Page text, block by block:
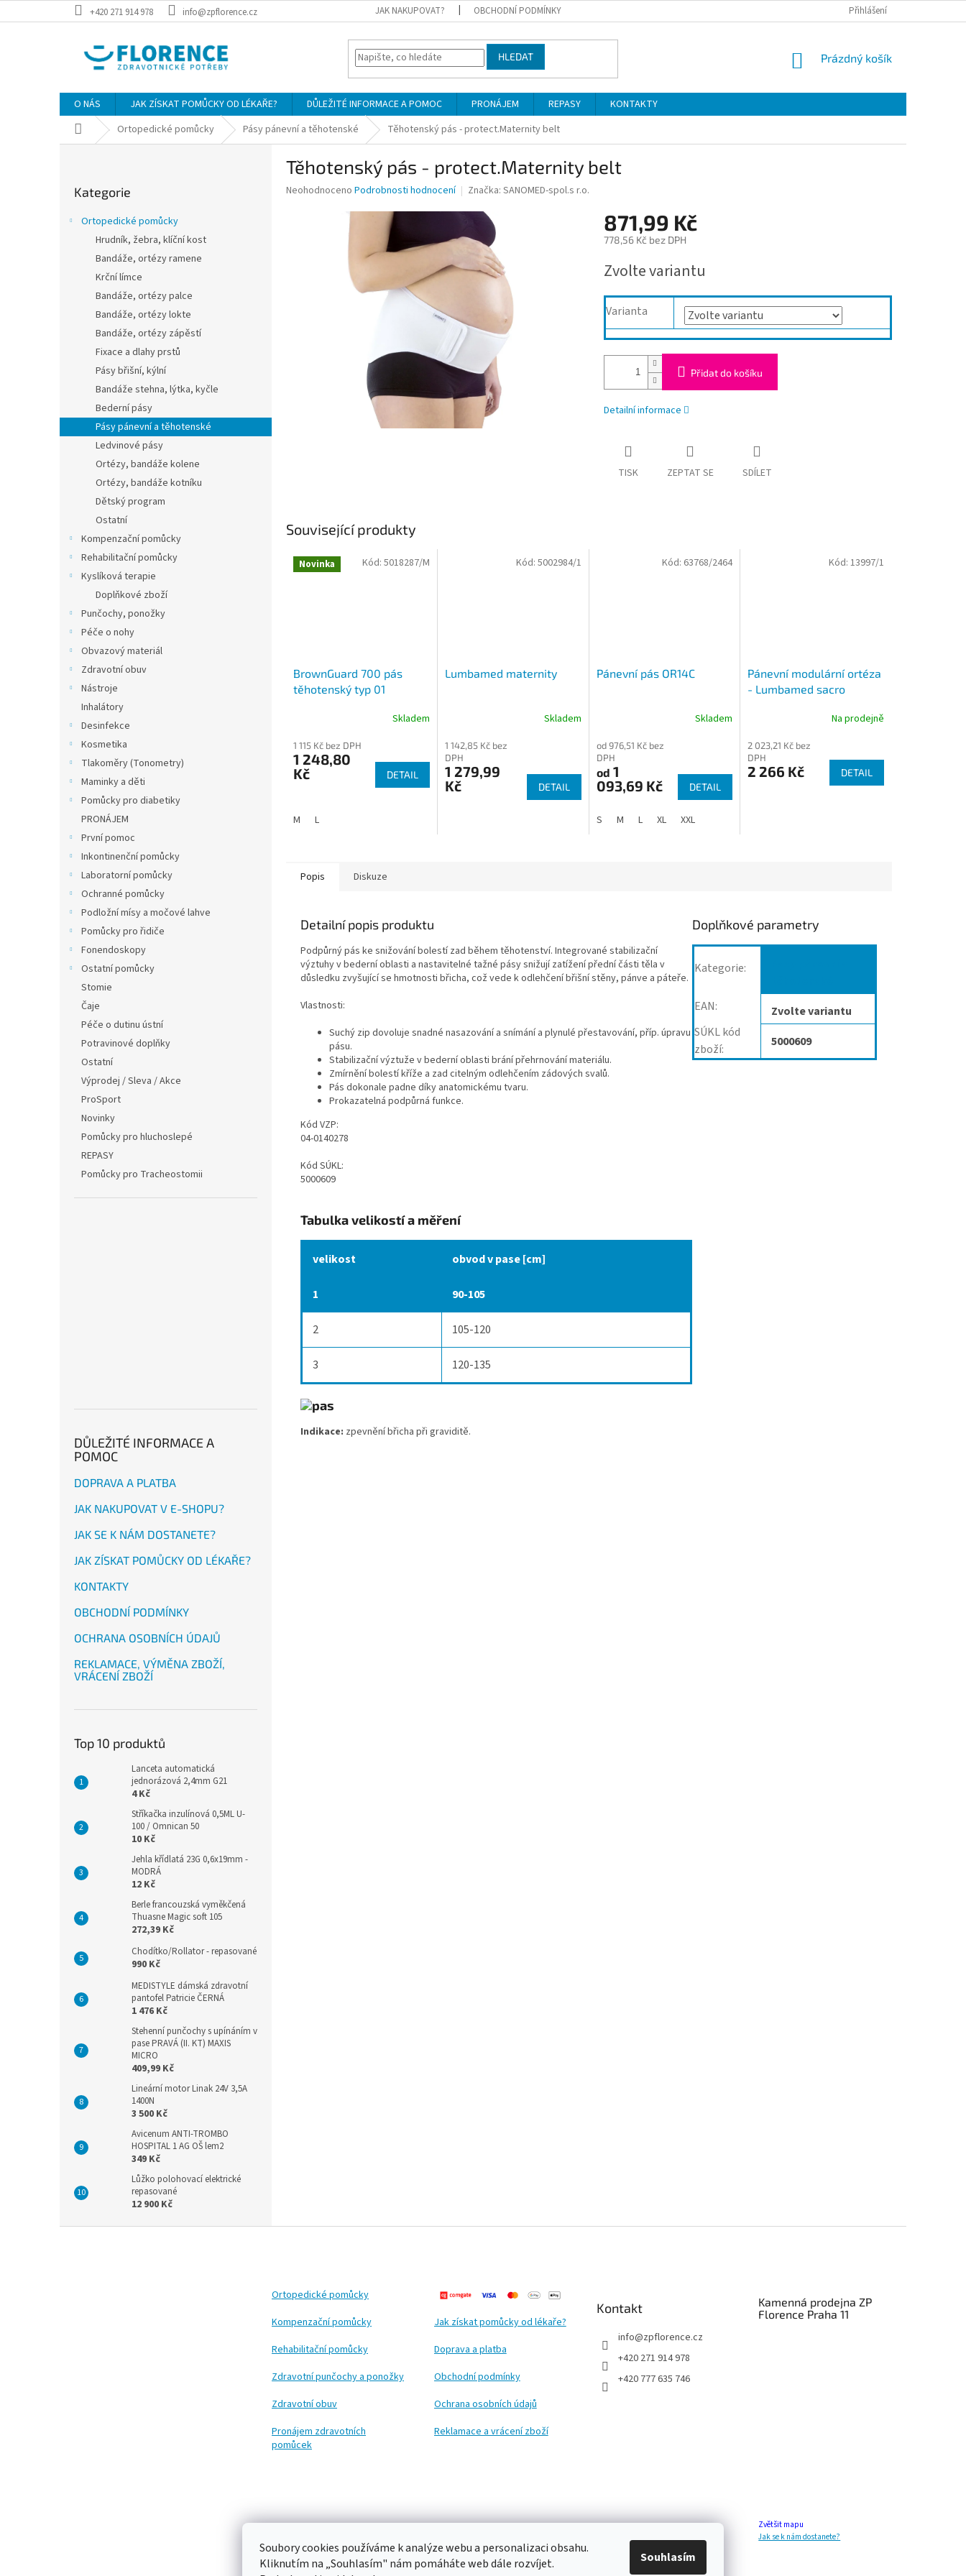
Soubory cookies používáme k analýze webu a personalizaci obsahu.
Kliknutím na „Souhlasím" nám pomáháte web dále rozvíjet.
Souhlasím
na
+420 271 914 978 info@zpflorence.cz JAK NAKUPOVAT? OBCHODNÍ PODMÍNKY Přihlášení
HLEDAT
NÁKUPNÍ
Prázdný košík
O NÁS JAK ZÍSKAT POMŮCKY OD LÉKAŘE? DŮLEŽITÉ INFORMACE A POMOC PRONÁJEM REPASY
KONTAKTY
Domů Ortopedické pomůcky Pásy pánevní a těhotenské Těhotenský pás - protect.Maternity belt
kategorie
Kategorie
Ortopedické pomůcky
Hrudník, žebra, klíční kost
Bandáže, ortézy ramene
Krční límce
Bandáže, ortézy palce
Bandáže, ortézy lokte
Bandáže, ortézy zápěstí
Fixace a dlahy prstů
Pásy břišní, kýlní
Bandáže stehna, lýtka, kyčle
Bederní pásy
Pásy pánevní a těhotenské
Ledvinové pásy
Ortézy, bandáže kolene
Ortézy, bandáže kotníku
Dětský program
Ostatní
Kompenzační pomůcky
Rehabilitační pomůcky
Kyslíková terapie
Doplňkové zboží
Punčochy, ponožky
Péče o nohy
Obvazový materiál
Zdravotní obuv
Nástroje
Inhalátory
Desinfekce
Kosmetika
Tlakoměry (Tonometry)
Maminky a děti
Pomůcky pro diabetiky
PRONÁJEM
První pomoc
Inkontinenční pomůcky
Laboratorní pomůcky
Ochranné pomůcky
Podložní mísy a močové lahve
Pomůcky pro řidiče
Fonendoskopy
Ostatní pomůcky
Stomie
Čaje
Péče o dutinu ústní
Potravinové doplňky
Ostatní
Výprodej / Sleva / Akce
ProSport
Novinky
Pomůcky pro hluchoslepé
REPASY
Pomůcky pro Tracheostomii
DŮLEŽITÉ INFORMACE A
POMOC
DOPRAVA A PLATBA
JAK NAKUPOVAT V E-SHOPU?
JAK SE K NÁM DOSTANETE?
JAK ZÍSKAT POMŮCKY OD LÉKAŘE?
KONTAKTY
OBCHODNÍ PODMÍNKY
OCHRANA OSOBNÍCH ÚDAJŮ
REKLAMACE, VÝMĚNA ZBOŽÍ,
VRÁCENÍ ZBOŽÍ
Top 10 produktů
Lanceta automatická
jednorázová 2,4mm G21
4 Kč
Stříkačka inzulínová 0,5ML U-
100 / Omnican 50
10 Kč
Jehla křídlatá 23G 0,6x19mm -
MODRÁ
12 Kč
Berle francouzská vyměkčená
Thuasne Magic soft 105
272,39 Kč
Chodítko/Rollator - repasované
990 Kč
MEDISTYLE dámská zdravotní
pantofel Patricie ČERNÁ
1 476 Kč
Stehenní punčochy s upínáním v
pase PRAVÁ (II. KT) MAXIS
MICRO
409,99 Kč
Lineární motor Linak 24V 3,5A
1400N
3 500 Kč
Avicenum ANTI-TROMBO
HOSPITAL 1 AG OŠ lem2
349 Kč
Lůžko polohovací elektrické
repasované
12 900 Kč
Těhotenský pás - protect.Maternity belt
Průměrné
Neohodnoceno Podrobnosti hodnocení Značka: SANOMED-spol.s r.o.
871,99 Kč
778,56 Kč bez DPH
cena:
Zvolte variantu
Varianta
Přidat do košíku
Detailní informace
TISK ZEPTAT SE SDÍLET
Související produkty
Novinka
BrownGuard 700 pás
těhotenský typ 01
Skladem
1 115 Kč bez DPH
1 248,80
Kč
DETAIL
M L
Kód: 5018287/M
Lumbamed maternity
Skladem
1 142,85 Kč bez
DPH
1 279,99
Kč
DETAIL
Kód: 5002984/1
Pánevní pás OR14C
Skladem
od 976,51 Kč bez
DPH
od 1
093,69 Kč
DETAIL
S M L XL XXL
Kód: 63768/2464
Pánevní modulární ortéza
- Lumbamed sacro
Na prodejně
2 023,21 Kč bez
DPH
2 266 Kč DETAIL
Kód: 13997/1
Popis Diskuze
Detailní popis produktu
Podpůrný pás ke snižování bolestí zad během těhotenství. Integrované stabilizační
výztuhy v bederní oblasti a nastavitelné tažné pásy snižují zatížení přední části těla v
důsledku zvyšující se hmotnosti břicha, což vede k odlehčení břišní stěny, pánve a páteře.
Vlastnosti:
Suchý zip dovoluje snadné nasazování a snímání a plynulé přestavování, příp. úpravu
pásu.
Stabilizační výztuže v bederní oblasti brání přehrnování materiálu.
Zmírnění bolestí kříže a zad citelným odlehčením zádových svalů.
Pás dokonale padne díky anatomickému tvaru.
Prokazatelná podpůrná funkce.
Kód VZP:
04-0140278
Kód SÚKL:
5000609
Tabulka velikostí a měření
velikost obvod v pase [cm]
1 90-105
2 105-120
3 120-135
Indikace: zpevnění břicha při graviditě.
Doplňkové parametry
Kategorie:
EAN:
Zvolte variantu
SÚKL kód
zboží: 5000609
Ortopedické pomůcky
Kompenzační pomůcky
Rehabilitační pomůcky
Zdravotní punčochy a ponožky
Zdravotní obuv
Pronájem zdravotních
pomůcek
Jak získat pomůcky od lékaře?
Doprava a platba
Obchodní podmínky
Ochrana osobních údajů
Reklamace a vrácení zboží
Kontakt
info@zpflorence.cz
+420 271 914 978
+420 777 635 746
Kamenná prodejna ZP
Florence Praha 11
Zvětšit mapu
Jak se k nám dostanete?